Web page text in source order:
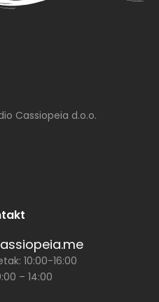
Cassiopeia d.o.o.
10:00-16:00
– 14:00